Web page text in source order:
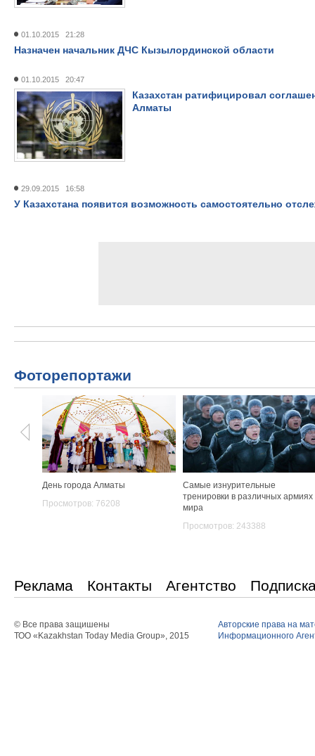
01.10.2015 21:28
Назначен начальник ДЧС Кызылординской области
01.10.2015 20:47
Казахстан ратифицировал
Алматы
29.09.2015 16:58
У Казахстана появится возможность самостоятельно
Фоторепортажи
День города Алматы
Просмотров: 76208
Самые изнурительные
тренировки в различных армиях
мира
Просмотров: 243388
Реклама Контакты Агентство
© Все права защишены
ТОО «Kazakhstan Today Media Group», 2015
Авторские права на
Информационного